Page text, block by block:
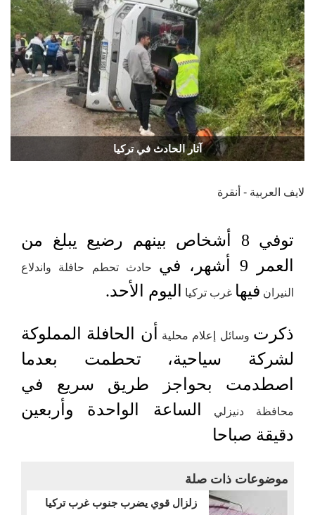
آثار الحادث في تركيا
لايف العربية - أنقرة
توفي 8 أشخاص بينهم رضيع يبلغ من
العمر 9 أشهر، في
حادث تحطم حافلة واندلاع
النيران فيها غرب تركيا اليوم الأحد.
ذكرت وسائل إعلام محلية
أن الحافلة المملوكة
لشركة سياحية، تحطمت بعدما
اصطدمت بحواجز طريق سريع في
محافظة دنيزلي
الساعة الواحدة وأربعين
دقيقة صباحا
موضوعات ذات صلة
زلزال قوي يضرب جنوب غرب تركيا